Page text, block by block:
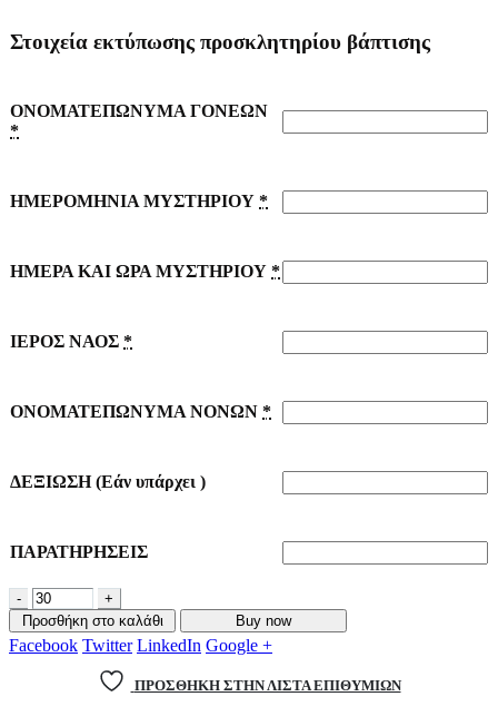
Στοιχεία εκτύπωσης προσκλητηρίου βάπτισης
ΟΝΟΜΑΤΕΠΩΝΥΜΑ ΓΟΝΕΩΝ
*
ΗΜΕΡΟΜΗΝΙΑ ΜΥΣΤΗΡΙΟΥ *
ΗΜΕΡΑ ΚΑΙ ΩΡΑ ΜΥΣΤΗΡΙΟΥ *
ΙΕΡΟΣ ΝΑΟΣ *
ΟΝΟΜΑΤΕΠΩΝΥΜΑ ΝΟΝΩΝ *
ΔΕΞΙΩΣΗ (Εάν υπάρχει )
ΠΑΡΑΤΗΡΗΣΕΙΣ
-
+
Προσθήκη στο καλάθι
Buy now
Facebook Twitter LinkedIn Google +
ΠΡΌΣΘΉΚΗ ΣΤΗΝ ΛΊΣΤΑ ΕΠΙΘΥΜΙΏΝ